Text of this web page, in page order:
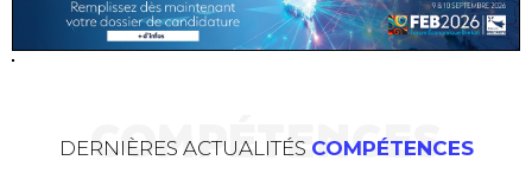
COMPÉTENCES
DERNIÈRES ACTUALITÉS COMPÉTENCES